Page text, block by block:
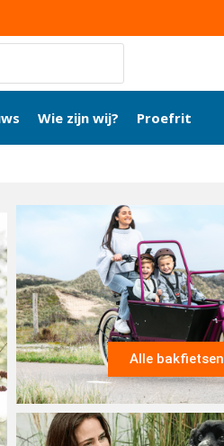
Wie zijn wij? Proefrit
Alle bakfietsen